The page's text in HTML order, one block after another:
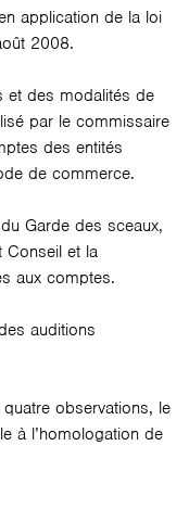
application de la loi
2008.
et des modalités de
par le commissaire
des entités
de commerce.
Garde des sceaux,
Conseil et la
aux comptes.
auditions
observations, le
à l’homologation de